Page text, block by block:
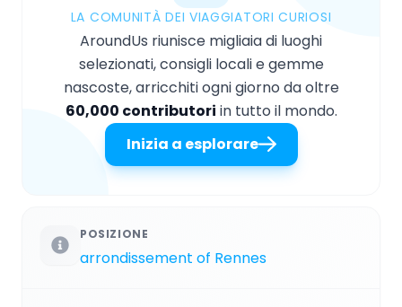
LA COMUNITÀ DEI VIAGGIATORI CURIOSI
AroundUs riunisce migliaia di luoghi
selezionati, consigli locali e gemme
nascoste, arricchiti ogni giorno da oltre
60,000 contributori in tutto il mondo.
Inizia a esplorare
POSIZIONE
arrondissement of Rennes